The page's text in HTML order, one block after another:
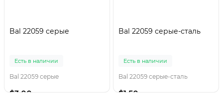
Bal 22059 серые
Есть в наличии
Bal 22059 серые
$3.00
Bal 22059 серые-сталь
Есть в наличии
Bal 22059 серые-сталь
$1.50